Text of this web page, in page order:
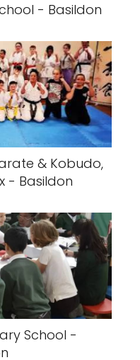
- Basildon
& Kobudo,
- Basildon
School -